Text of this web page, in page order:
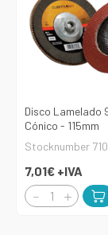
Disco Lamelado
Cónico - 115mm
Stocknumber
7,01€ +IVA